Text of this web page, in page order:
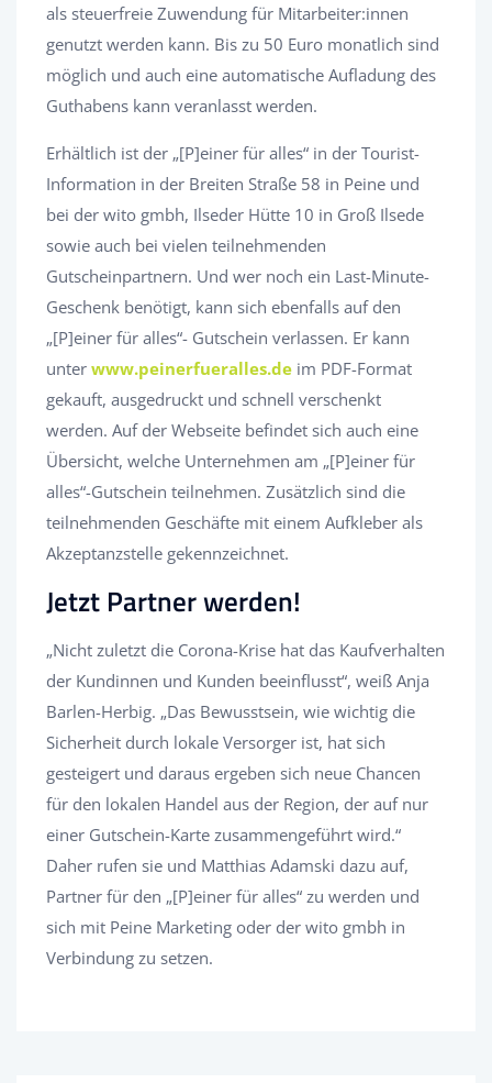
als steuerfreie Zuwendung für Mitarbeiter:innen
genutzt werden kann. Bis zu 50 Euro monatlich sind
möglich und auch eine automatische Aufladung des
Guthabens kann veranlasst werden.
Erhältlich ist der „[P]einer für alles“ in der Tourist-
Information in der Breiten Straße 58 in Peine und
bei der wito gmbh, Ilseder Hütte 10 in Groß Ilsede
sowie auch bei vielen teilnehmenden
Gutscheinpartnern. Und wer noch ein Last-Minute-
Geschenk benötigt, kann sich ebenfalls auf den
„[P]einer für alles“- Gutschein verlassen. Er kann
unter www.peinerfueralles.de im PDF-Format
gekauft, ausgedruckt und schnell verschenkt
werden. Auf der Webseite befindet sich auch eine
Übersicht, welche Unternehmen am „[P]einer für
alles“-Gutschein teilnehmen. Zusätzlich sind die
teilnehmenden Geschäfte mit einem Aufkleber als
Akzeptanzstelle gekennzeichnet.
Jetzt Partner werden!
„Nicht zuletzt die Corona-Krise hat das Kaufverhalten
der Kundinnen und Kunden beeinflusst“, weiß Anja
Barlen-Herbig. „Das Bewusstsein, wie wichtig die
Sicherheit durch lokale Versorger ist, hat sich
gesteigert und daraus ergeben sich neue Chancen
für den lokalen Handel aus der Region, der auf nur
einer Gutschein-Karte zusammengeführt wird.“
Daher rufen sie und Matthias Adamski dazu auf,
Partner für den „[P]einer für alles“ zu werden und
sich mit Peine Marketing oder der wito gmbh in
Verbindung zu setzen.